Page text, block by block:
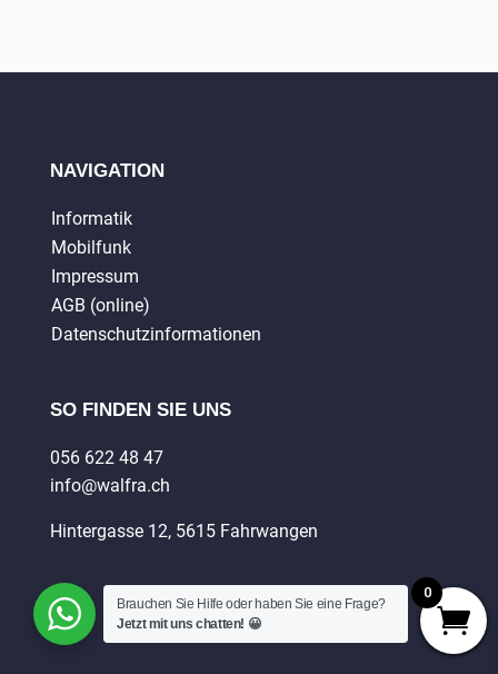
NAVIGATION
Informatik
Mobilfunk
Impressum
AGB (online)
Datenschutzinformationen
SO FINDEN SIE UNS
056 622 48 47
info@walfra.ch
Hintergasse 12, 5615 Fahrwangen
Brauchen Sie Hilfe oder haben Sie eine Frage?
Jetzt mit uns chatten! 😀
0